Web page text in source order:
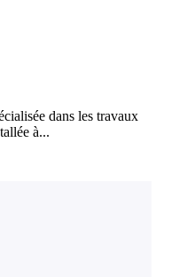
dans les travaux
à...